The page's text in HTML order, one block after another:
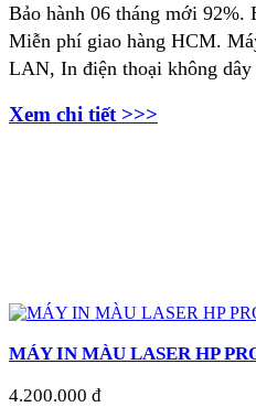
Bảo hành 06 tháng mới 92%.
Miễn phí giao hàng HCM.
LAN, In điện thoại không dây
Xem chi tiết >>>
MÁY IN MÀU LASER HP
4.200.000 đ